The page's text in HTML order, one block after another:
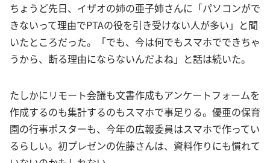
ちょうど先日、イザオの姉の亜子姉さんに「パソコンがで
きないって理由でPTAの役を引き受けない人が多い」と聞
いたところだった。「でも、今は何でもスマホでできちゃ
うから、断る理由にならないんだよね」と話は続いた。
たしかにリモート会議も文書作成もアンケートフォームを
作成するのも集計するのもスマホで事足りる。優亜の保育
園の行事ポスターも、今年の広報委員はスマホで作ってい
るらしい。初プレゼンの佐藤さんは、資料作りにも慣れて